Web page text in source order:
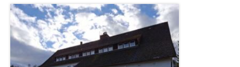
weiterlesen